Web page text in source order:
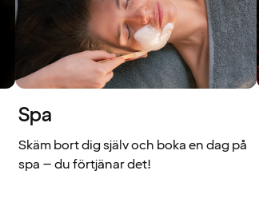
Spa
Skäm bort dig själv och boka en dag på
spa – du förtjänar det!